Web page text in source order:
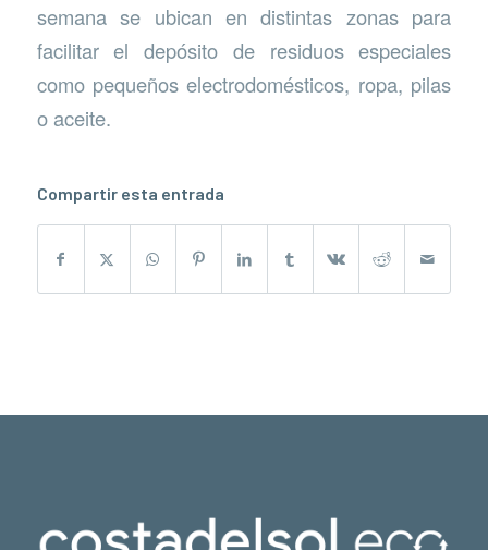
semana se ubican en distintas zonas para
facilitar el depósito de residuos especiales
como pequeños electrodomésticos, ropa, pilas
o aceite.
Compartir esta entrada